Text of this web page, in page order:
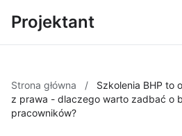
Projektant
Strona główna /
Szkolenia BHP to
z prawa - dlaczego warto zadbać o
pracowników?